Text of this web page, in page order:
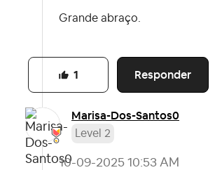
Grande abraço.
Responder
1
Marisa-Dos-Santos0
Level 2
‎10-09-2025 10:53 AM